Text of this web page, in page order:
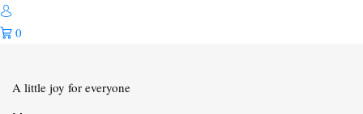
0
A little joy for everyone